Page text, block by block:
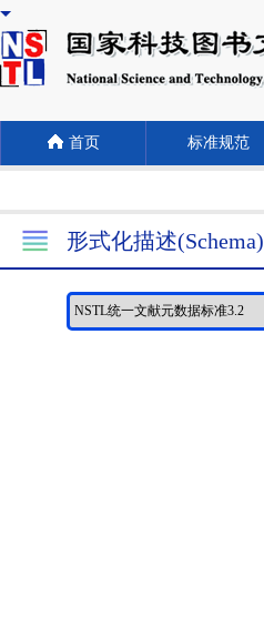
首页 标准规范
形式化描述(Schema)